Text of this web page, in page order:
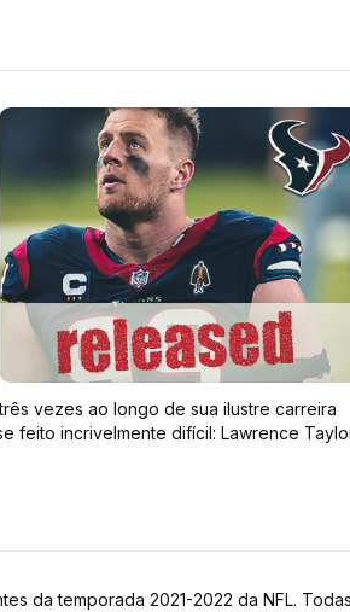
vezes ao longo de sua ilustre carreira
feito incrivelmente difícil: Lawrence
da temporada 2021-2022 da NFL.